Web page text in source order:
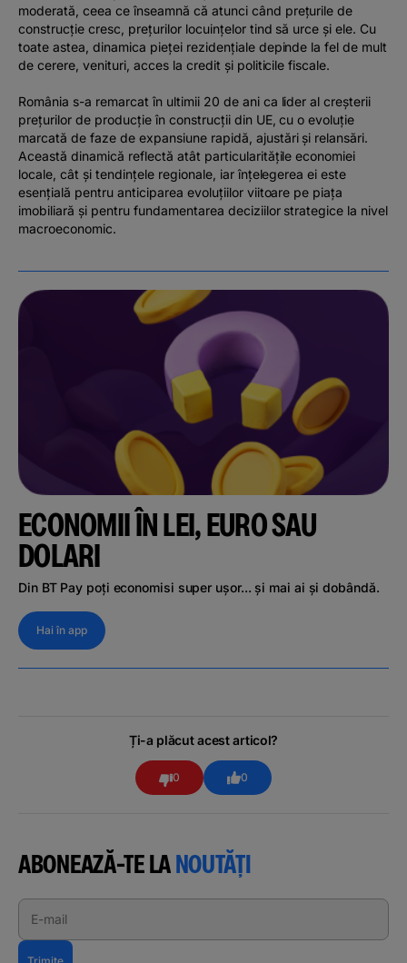
moderată, ceea ce înseamnă că atunci când prețurile de
construcție cresc, prețurilor locuințelor tind să urce și ele. Cu
toate astea, dinamica pieței rezidențiale depinde la fel de mult
de cerere, venituri, acces la credit și politicile fiscale.
România s-a remarcat în ultimii 20 de ani ca lider al creșterii
prețurilor de producție în construcții din UE, cu o evoluție
marcată de faze de expansiune rapidă, ajustări și relansări.
Această dinamică reflectă atât particularitățile economiei
locale, cât și tendințele regionale, iar înțelegerea ei este
esențială pentru anticiparea evoluțiilor viitoare pe piața
imobiliară și pentru fundamentarea deciziilor strategice la nivel
macroeconomic.
ECONOMII ÎN LEI, EURO SAU
DOLARI
Din BT Pay poți economisi super ușor... și mai ai și dobândă.
Hai în app
Ți-a plăcut acest articol?
0 0
ABONEAZĂ-TE LANOUTĂȚI
E-mail